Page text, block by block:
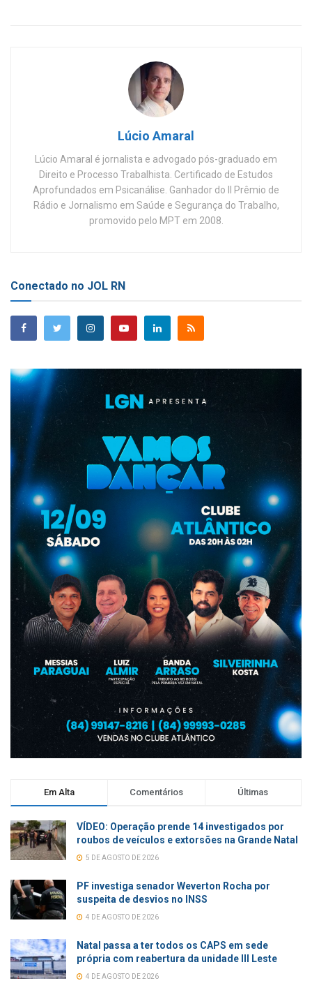
Lúcio Amaral
Lúcio Amaral é jornalista e advogado pós-graduado em
Direito e Processo Trabalhista. Certificado de Estudos
Aprofundados em Psicanálise. Ganhador do II Prêmio de
Rádio e Jornalismo em Saúde e Segurança do Trabalho,
promovido pelo MPT em 2008.
Conectado no JOL RN
Em Alta Comentários Últimas
VÍDEO: Operação prende 14 investigados por
roubos de veículos e extorsões na Grande Natal
5 DE AGOSTO DE 2026
PF investiga senador Weverton Rocha por
suspeita de desvios no INSS
4 DE AGOSTO DE 2026
Natal passa a ter todos os CAPS em sede
própria com reabertura da unidade III Leste
4 DE AGOSTO DE 2026